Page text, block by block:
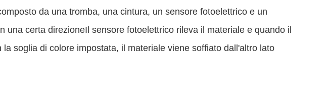
da una tromba, una cintura, un sensore fotoelettrico e un
una certa direzioneIl sensore fotoelettrico rileva il materiale e quando il
soglia di colore impostata, il materiale viene soffiato dall'altro lato